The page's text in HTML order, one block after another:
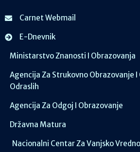
Carnet Webmail
E-Dnevnik
Ministarstvo Znanosti I Obrazovanja
Agencija Za Strukovno Obrazovanje I
Odraslih
Agencija Za Odgoj I Obrazovanje
Državna Matura
Nacionalni Centar Za Vanjsko